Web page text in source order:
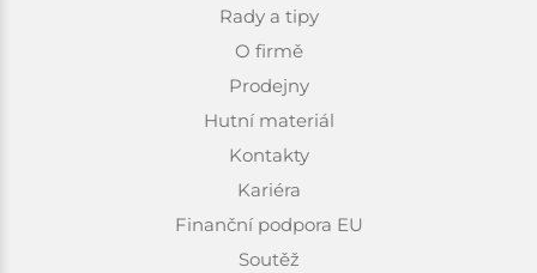
Rady a tipy
O firmě
Prodejny
Hutní materiál
Kontakty
Kariéra
Finanční podpora EU
Soutěž